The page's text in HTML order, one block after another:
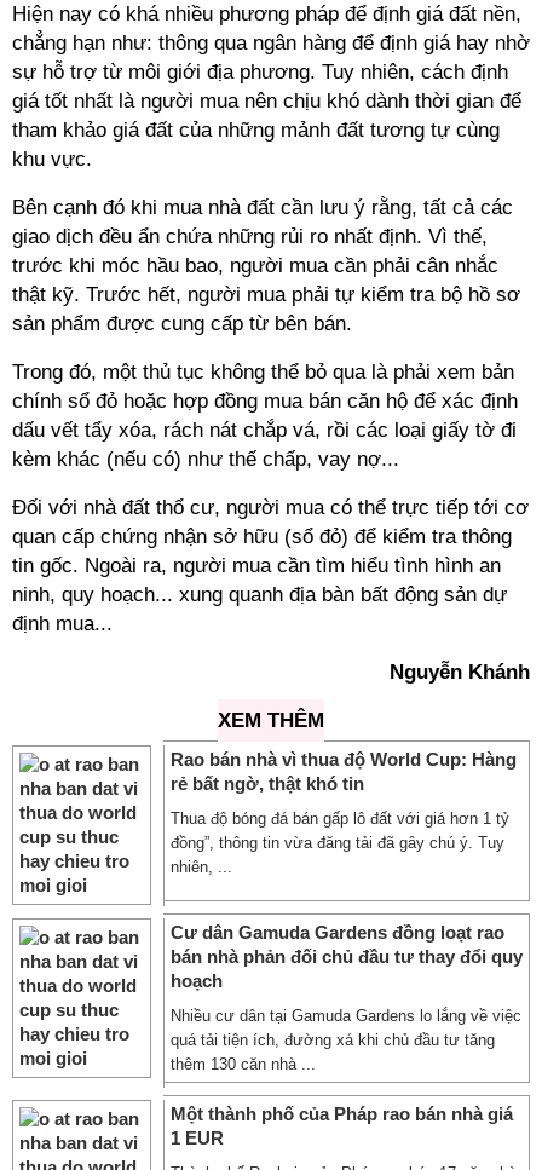
Hiện nay có khá nhiều phương pháp để định giá đất nền,
chẳng hạn như: thông qua ngân hàng để định giá hay nhờ
sự hỗ trợ từ môi giới địa phương. Tuy nhiên, cách định
giá tốt nhất là người mua nên chịu khó dành thời gian để
tham khảo giá đất của những mảnh đất tương tự cùng
khu vực.
Bên cạnh đó khi mua nhà đất cần lưu ý rằng, tất cả các
giao dịch đều ẩn chứa những rủi ro nhất định. Vì thế,
trước khi móc hầu bao, người mua cần phải cân nhắc
thật kỹ. Trước hết, người mua phải tự kiểm tra bộ hồ sơ
sản phẩm được cung cấp từ bên bán.
Trong đó, một thủ tục không thể bỏ qua là phải xem bản
chính sổ đỏ hoặc hợp đồng mua bán căn hộ để xác định
dấu vết tẩy xóa, rách nát chắp vá, rồi các loại giấy tờ đi
kèm khác (nếu có) như thế chấp, vay nợ...
Đối với nhà đất thổ cư, người mua có thể trực tiếp tới cơ
quan cấp chứng nhận sở hữu (sổ đỏ) để kiểm tra thông
tin gốc. Ngoài ra, người mua cần tìm hiểu tình hình an
ninh, quy hoạch... xung quanh địa bàn bất động sản dự
định mua...
Nguyễn Khánh
XEM THÊM
Rao bán nhà vì thua độ World Cup: Hàng
rẻ bất ngờ, thật khó tin
Thua độ bóng đá bán gấp lô đất với giá hơn 1 tỷ
đồng”, thông tin vừa đăng tải đã gây chú ý. Tuy
nhiên, ...
Cư dân Gamuda Gardens đồng loạt rao
bán nhà phản đối chủ đầu tư thay đổi quy
hoạch
Nhiều cư dân tại Gamuda Gardens lo lắng về việc
quá tải tiện ích, đường xá khi chủ đầu tư tăng
thêm 130 căn nhà ...
Một thành phố của Pháp ‎rao bán nhà giá
1 EUR